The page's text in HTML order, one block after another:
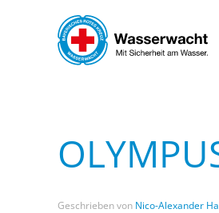
Skip to main content
Geschrieben von Nico-Alexander